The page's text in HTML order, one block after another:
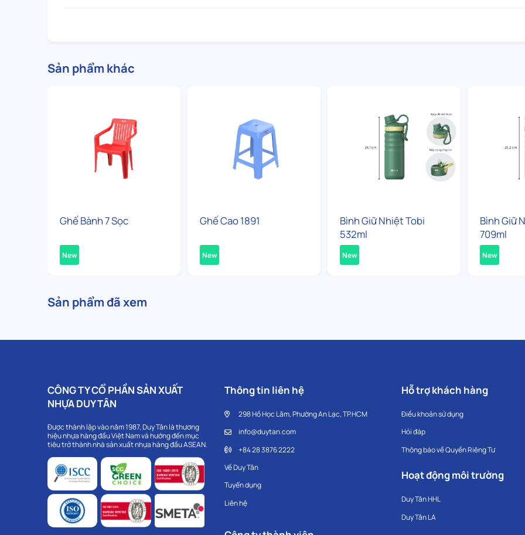
Sản phẩm khác
Ghế Bành 7 Sọc
New
Ghế Cao 1891
New
Bình Giữ Nhiệt Tobi
532ml
New
Bình Giữ
709ml
New
Sản phẩm đã xem
CÔNG TY CỔ PHẦN SẢN XUẤT
NHỰA DUY TÂN
Được thành lập vào năm 1987, Duy Tân là thương
hiệu nhựa hàng đầu Việt Nam và hướng đến mục
tiêu trở thành nhà sản xuất nhựa hàng đầu ASEAN.
Thông tin liên hệ
298 Hồ Học Lãm, Phường An Lạc, TP.HCM
info@duytan.com
+84 28 3876 2222
Về Duy Tân
Tuyển dụng
Liên hệ
Hỗ trợ khách hàng
Điều khoản sử dụng
Hỏi đáp
Thông báo về Quyền Riêng Tư
Hoạt động môi trường
Duy Tân HHL
Duy Tân LA